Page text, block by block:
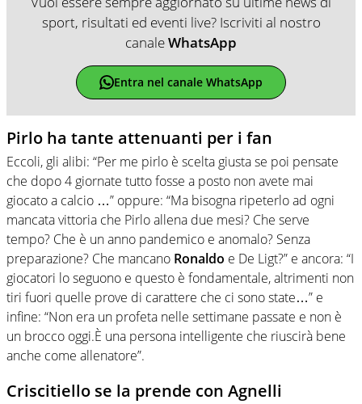
sport, risultati ed eventi live? Iscriviti al nostro
canaleWhatsApp
Entra nel canale WhatsApp
Pirlo ha tante attenuanti per i fan
Eccoli, gli alibi: “Per me pirlo è scelta giusta se poi pensate
che dopo 4 giornate tutto fosse a posto non avete mai
giocato a calcio …” oppure: “Ma bisogna ripeterlo ad ogni
mancata vittoria che Pirlo allena due mesi? Che serve
tempo? Che è un anno pandemico e anomalo? Senza
preparazione? Che mancano Ronaldo e De Ligt?” e ancora: “I
giocatori lo seguono e questo è fondamentale, altrimenti non
tiri fuori quelle prove di carattere che ci sono state…” e
infine: “Non era un profeta nelle settimane passate e non è
un brocco oggi.È una persona intelligente che riuscirà bene
anche come allenatore”.
Criscitiello se la prende con Agnelli